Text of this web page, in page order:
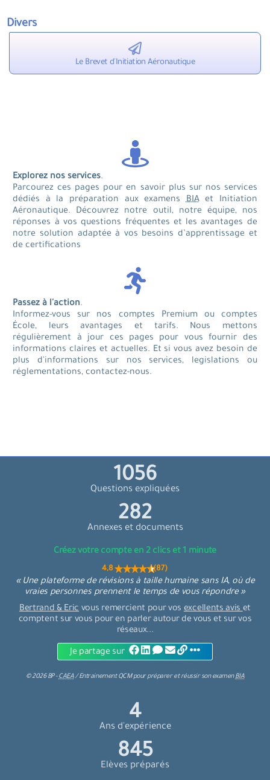
Divers
Le Brevet d'Initiation Aéronautique
Explorez nos services.
Parcourez ces pages pour en savoir plus sur nos services
dédiés à la préparation aux examensBIAet Initiation
Aéronautique. Découvrez notre outil, notre équipe, nos
réponses à vos questions fréquentes et les avantages de
notre solution adaptée à vos besoins d’apprentissage et
de certifications
Passez à l'action.
Informez-vous sur nos comptes Premium ou comptes
École, leurs avantages et tarifs. Nous mettons
régulièrement à jour ces pages pour vous fournir des
informations claires et actuelles. Et si vous avez besoin de
plus d'informations sur nos services, legislations ou
réglementations, contactez-nous.
1128
Questions expliquées
301
Annexes et documents
Créez votre compte en 2 clics et 1 minute
4,8 (87)
« Une plateforme de révisions à taille humaine sans IA, où de
vraies personnes prennent le temps de vous répondre »
Bertrand & Eric vous remercient pour vosexcellents aviset
comptent sur vous pour en parler autour de vous et sur vos
réseaux...
Je partage sur
©2026BP -CAEA/Entrainement QCMpourpréparer et réussir son examenBIA
4
Ans d'expérience
902
Elèves préparés